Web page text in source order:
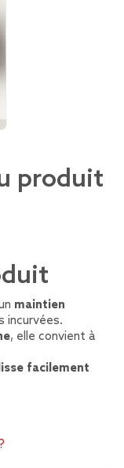
produit
maintien
incurvées.
, elle convient à
facilement